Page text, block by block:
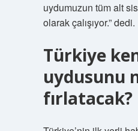
uydumuzun tüm alt
olarak çalışıyor.” dedi.
Türkiye
uydusunu
fırlatacak?